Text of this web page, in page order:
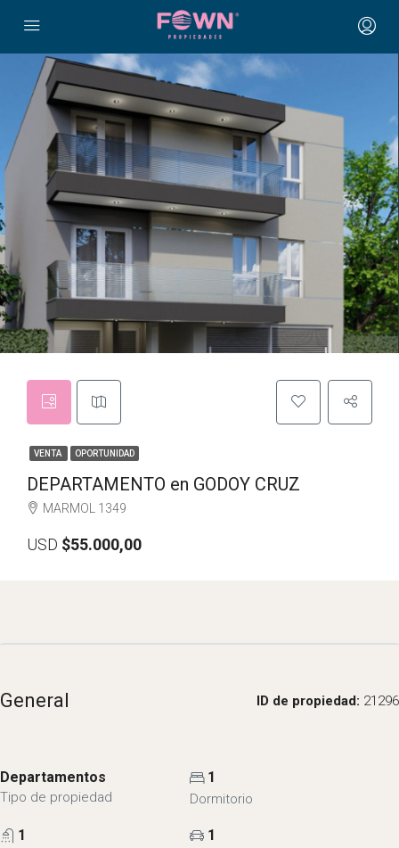
VENTA OPORTUNIDAD
DEPARTAMENTO en GODOY CRUZ
MARMOL 1349
USD $55.000,00
General ID de propiedad: 21296
Departamentos
Tipo de propiedad
1
Dormitorio
1 1